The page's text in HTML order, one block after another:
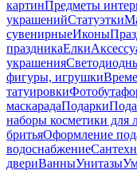
картинПредметы
украшенийСтатуэтки
сувенирныеИконы
праздникаЕлки
украшения
фигуры, игрушки
татуировки
маскарадаПодарки
наборы косметики для
бритьяОформление
водоснабжение
двериВанныУнитазы